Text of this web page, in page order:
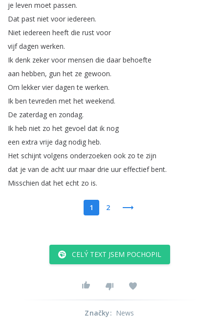
je leven moet passen.
Dat past niet voor iedereen.
Niet iedereen heeft die rust voor
vijf dagen werken.
Ik denk zeker voor mensen die daar behoefte
aan hebben, gun het ze gewoon.
Om lekker vier dagen te werken.
Ik ben tevreden met het weekend.
De zaterdag en zondag.
Ik heb niet zo het gevoel dat ik nog
een extra vrije dag nodig heb.
Het schijnt volgens onderzoeken ook zo te zijn
dat je van de acht uur maar drie uur effectief bent.
Misschien dat het echt zo is.
1 2
CELÝ TEXT JSEM POCHOPIL
Značky: News